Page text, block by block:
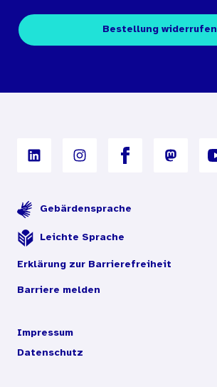
Kontakt
Fachpublikationen
Digitales Archiv
Bestellung widerrufen
Gebärdensprache
Leichte Sprache
Erklärung zur Barrierefreiheit
Barriere melden
Impressum
Datenschutz